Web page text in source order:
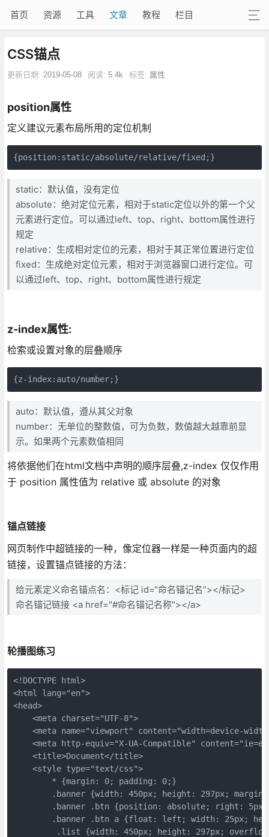
首页 资源 工具 文章 教程 栏目
CSS锚点
更新日期: 2019-05-08 阅读: 5.4k 标签: 属性
position属性
定义建议元素布局所用的定位机制
{position:static/absolute/relative/fixed;}
static：默认值，没有定位
absolute：绝对定位元素，相对于static定位以外的第一个父
元素进行定位。可以通过left、top、right、bottom属性进行
规定
relative：生成相对定位的元素，相对于其正常位置进行定位
fixed：生成绝对定位元素，相对于浏览器窗口进行定位。可
以通过left、top、right、bottom属性进行规定
z-index属性:
检索或设置对象的层叠顺序
{z-index:auto/number;}
auto：默认值，遵从其父对象
number：无单位的整数值，可为负数，数值越大越靠前显
示。如果两个元素数值相同
将依据他们在html文档中声明的顺序层叠,z-index 仅仅作用
于 position 属性值为 relative 或 absolute 的对象
锚点链接
网页制作中超链接的一种，像定位器一样是一种页面内的超
链接，设置锚点链接的方法：
给元素定义命名锚点名：<标记 id=“命名锚记名”></标记>
命名锚记链接 <a href="#命名锚记名称"></a>
轮播图练习
<!DOCTYPE html>
<html lang="en">
<head>
    <meta charset="UTF-8">
<meta name="viewport" content="width=device-
<meta http-equiv="X-UA-Compatible"
    <title>Document</title>
    <style type="text/css">
        * {margin: 0; padding: 0;}
.banner {width: 450px; height: 297px;
.banner .btn {position: absolute; right:
.banner .btn a {float: left; width: 25px;
.list {width: 450px; height: 297px;